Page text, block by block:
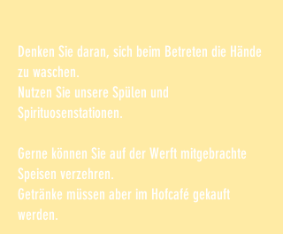
Denken Sie daran, sich beim Betreten die Hände
zu waschen.
Nutzen Sie unsere Spülen und
Spirituosenstationen.
Gerne können Sie auf der Werft mitgebrachte
Speisen verzehren.
Getränke müssen aber im Hofcafé gekauft
werden.